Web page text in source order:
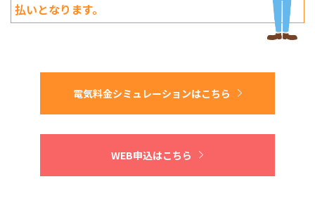
払いとなります。
電気料金シミュレーションはこちら
WEB申込はこちら